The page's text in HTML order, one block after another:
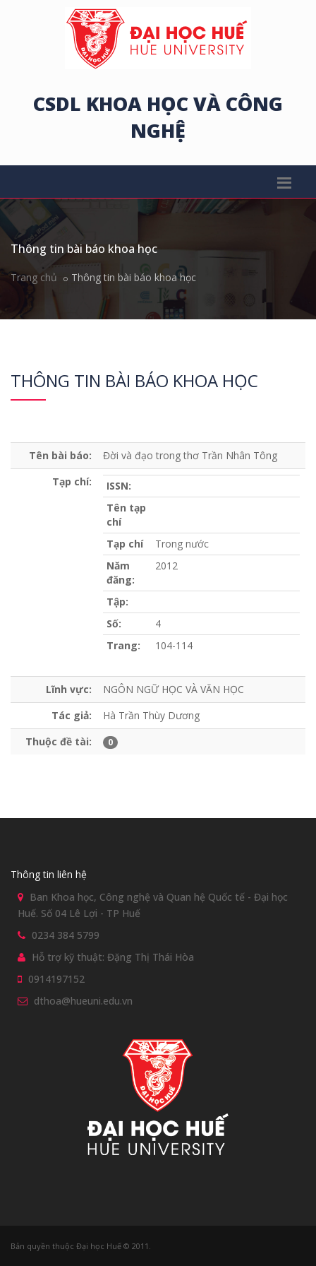
CSDL KHOA HỌC VÀ CÔNG
NGHỆ
Thông tin bài báo khoa học
Trang chủ Thông tin bài báo khoa học
THÔNG TIN BÀI BÁO KHOA HỌC
Tên bài báo:
Đời và đạo trong thơ Trần Nhân Tông
Tạp chí:
ISSN:
Tên tạp
chí
Tạp chí
Trong nước
Năm
đăng:
2012
Tập:
Số:
4
Trang:
104-114
Lĩnh vực:
NGÔN NGỮ HỌC VÀ VĂN HỌC
Tác giả:
Hà Trần Thùy Dương
Thuộc đề tài:
0
Thông tin liên hệ
Ban Khoa học, Công nghệ và Quan hệ Quốc tế - Đại học
Huế. Số 04 Lê Lợi - TP Huế
0234 384 5799
Hỗ trợ kỹ thuật: Đặng Thị Thái Hòa
0914197152
dthoa@hueuni.edu.vn
Bản quyền thuộc Đại học Huế © 2011.